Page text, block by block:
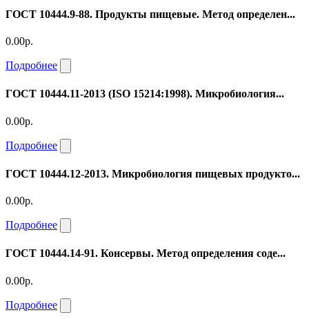
ГОСТ 10444.9-88. Продукты пищевые. Метод определен...
0.00р.
Подробнее
ГОСТ 10444.11-2013 (ISO 15214:1998). Микробиология...
0.00р.
Подробнее
ГОСТ 10444.12-2013. Микробиология пищевых продукто...
0.00р.
Подробнее
ГОСТ 10444.14-91. Консервы. Метод определения соде...
0.00р.
Подробнее